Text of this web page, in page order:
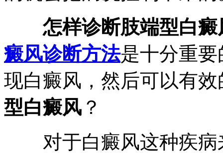
怎样诊断肢端型白癜
癜风诊断方法是十分重
现白癜风，然后可以有
型白癜风 ？
对于白癜风这种疾病